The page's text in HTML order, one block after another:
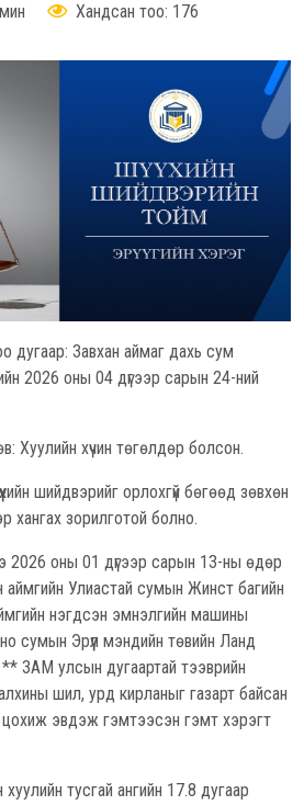
Хандсан тоо: 176
дугаар: Завхан аймаг дахь сум
2026 оны 04 дүгээр сарын 24-ний
Хуулийн хүчин төгөлдөр болсон.
шийдвэрийг орлохгүй бөгөөд зөвхөн
хангах зорилготой болно.
2026 оны 01 дүгээр сарын 13-ны өдөр
аймгийн Улиастай сумын Жинст багийн
нэгдсэн эмнэлгийн машины
сумын Эрүүл мэндийн төвийн Ланд
ЗАМ улсын дугаартай тээврийн
шил, урд кирланыг газарт байсан
цохиж эвдэж гэмтээсэн гэмт хэрэгт
хуулийн тусгай ангийн 17.8 дугаар